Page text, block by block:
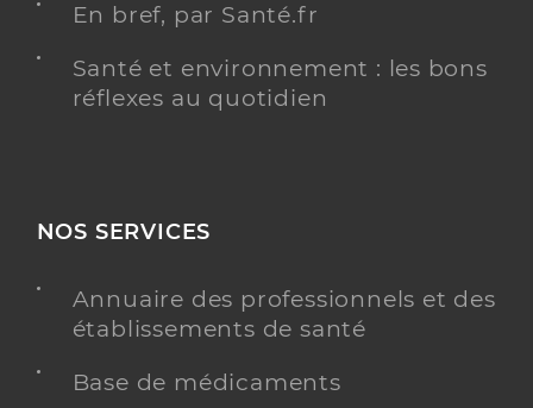
En bref, par Santé.fr
Santé et environnement : les bons
réflexes au quotidien
NOS SERVICES
Annuaire des professionnels et des
établissements de santé
Base de médicaments